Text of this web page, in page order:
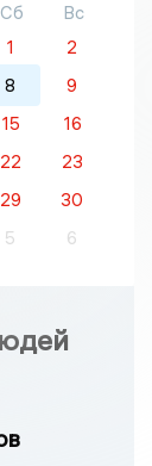
Сб
Вс
1
2
8
9
15
16
22
23
29
30
5 6